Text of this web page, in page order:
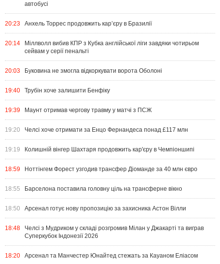
автобусі
20:23 Анхель Торрес продовжить кар’єру в Бразилії
20:14
Міллволл вибив КПР з Кубка англійської ліги завдяки чотирьом
сейвам у серії пенальті
20:03 Буковина не змогла відкоркувати ворота Оболоні
19:40 Трубін хоче залишити Бенфіку
19:39 Маунт отримав чергову травму у матчі з ПСЖ
19:20 Челсі хоче отримати за Енцо Фернандеса понад £117 млн
19:19 Колишній вінгер Шахтаря продовжить кар'єру в Чемпіоншипі
18:59 Ноттінгем Форест узгодив трансфер Діоманде за 40 млн євро
18:55 Барселона поставила головну ціль на трансферне вікно
18:50 Арсенал готує нову пропозицію за захисника Астон Вілли
18:48
Челсі з Мудриком у складі розгромив Мілан у Джакарті та виграв
Суперкубок Індонезії 2026
18:20 Арсенал та Манчестер Юнайтед стежать за Кауаном Еліасом